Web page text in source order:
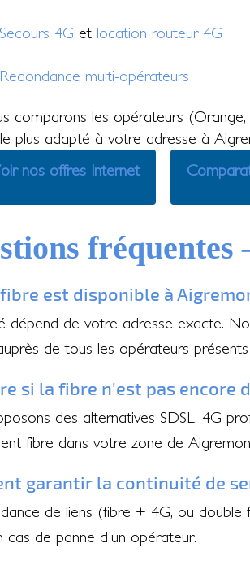
Secours 4G et location routeur 4G
Redondance multi-opérateurs
comparons les opérateurs
plus adapté à votre adresse à
nos offres Internet
est disponible à
dépend de votre adresse exacte.
de tous les opérateurs
si la fibre n'est pas encore
des alternatives SDSL, 4G
fibre dans votre zone de
garantir la continuité de
de liens (fibre + 4G, ou
cas de panne d'un opérateur.